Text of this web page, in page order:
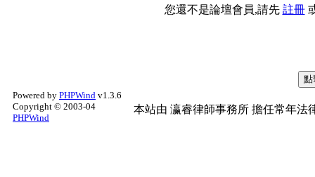
您還不是論壇會員,請先 註冊
Powered by PHPWind v1.3.6
Copyright © 2003-04
PHPWind
本站由 瀛睿律師事務所 擔任常年法